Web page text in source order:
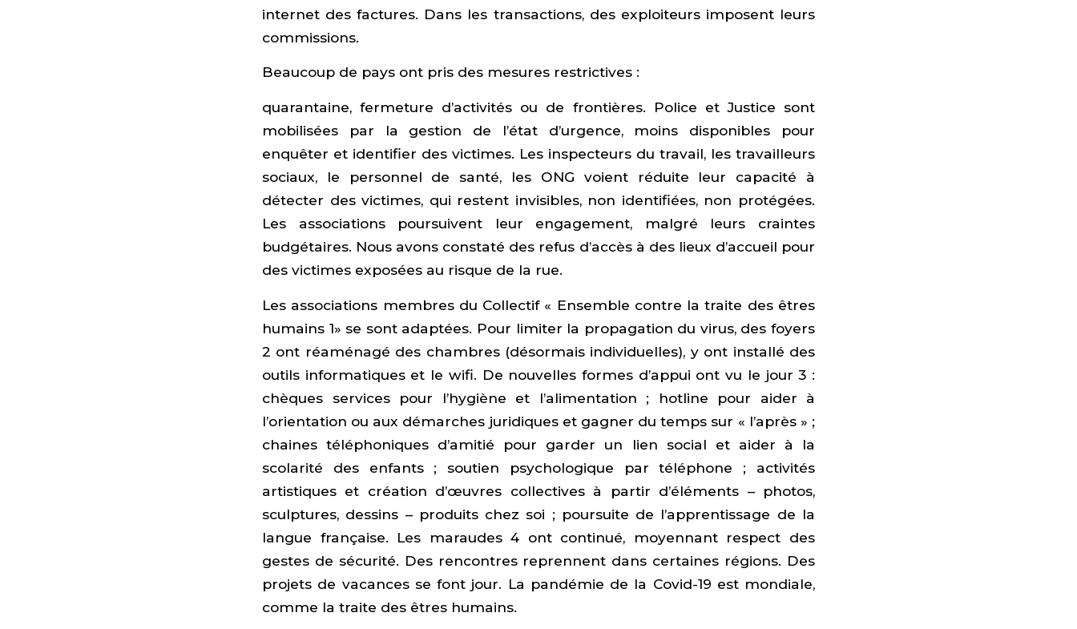
internet des factures. Dans les transactions, des exploiteurs imposent leurs
commissions.
Beaucoup de pays ont pris des mesures restrictives :
quarantaine, fermeture d’activités ou de frontières. Police et Justice sont
mobilisées par la gestion de l’état d’urgence, moins disponibles pour
enquêter et identifier des victimes. Les inspecteurs du travail, les travailleurs
sociaux, le personnel de santé, les ONG voient réduite leur capacité à
détecter des victimes, qui restent invisibles, non identifiées, non protégées.
Les associations poursuivent leur engagement, malgré leurs craintes
budgétaires. Nous avons constaté des refus d’accès à des lieux d’accueil pour
des victimes exposées au risque de la rue.
Les associations membres du Collectif « Ensemble contre la traite des êtres
humains 1» se sont adaptées. Pour limiter la propagation du virus, des foyers
2 ont réaménagé des chambres (désormais individuelles), y ont installé des
outils informatiques et le wifi. De nouvelles formes d’appui ont vu le jour 3 :
chèques services pour l’hygiène et l’alimentation ; hotline pour aider à
l’orientation ou aux démarches juridiques et gagner du temps sur « l’après » ;
chaines téléphoniques d’amitié pour garder un lien social et aider à la
scolarité des enfants ; soutien psychologique par téléphone ; activités
artistiques et création d’œuvres collectives à partir d’éléments – photos,
sculptures, dessins – produits chez soi ; poursuite de l’apprentissage de la
langue française. Les maraudes 4 ont continué, moyennant respect des
gestes de sécurité. Des rencontres reprennent dans certaines régions. Des
projets de vacances se font jour. La pandémie de la Covid-19 est mondiale,
comme la traite des êtres humains.